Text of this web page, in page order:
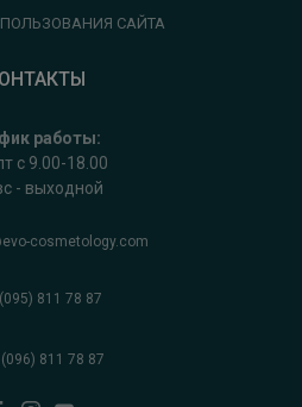
САЙТА
работы:
с 9.00-18.00
- выходной
cosmetology.com
(095) 811 78 87
(096) 811 78 87